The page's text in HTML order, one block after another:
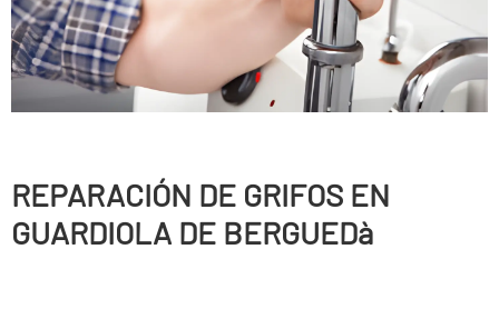
REPARACIÓN DE GRIFOS EN
GUARDIOLA DE BERGUEDà